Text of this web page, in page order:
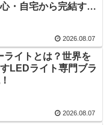
・自宅から完結する
2026.08.07
ライトとは？世界を
LEDライト専門ブラ
2026.08.07